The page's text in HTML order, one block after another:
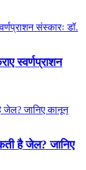
स्वर्णप्राशन
है जेल? जानिए